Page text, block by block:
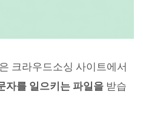
크라우드소싱 사이트에서
자를 일으키는 파일을 받습